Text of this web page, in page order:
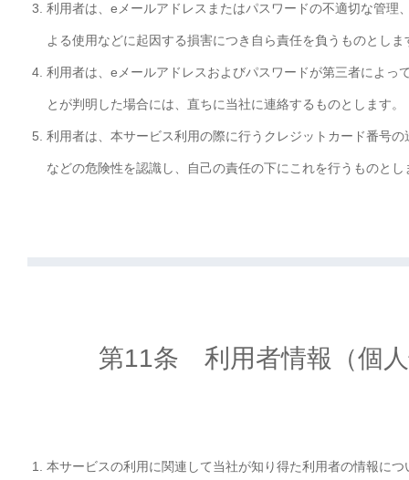
利用者は、eメールアドレスまたはパスワードの不適切な管理
よる使用などに起因する損害につき自ら責任を負うものとしま
利用者は、eメールアドレスおよびパスワードが第三者によっ
とが判明した場合には、直ちに当社に連絡するものとします。
利用者は、本サービス利用の際に行うクレジットカード番号
などの危険性を認識し、自己の責任の下にこれを行うものとし
第11条 利用者情報（個
本サービスの利用に関連して当社が知り得た利用者の情報に